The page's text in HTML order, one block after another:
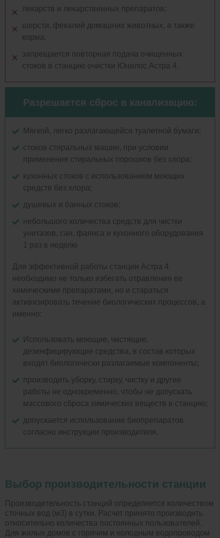
лекарств и лекарственных препаратов;
шерсти, фекалий домашних животных, а также
корма;
запрещается повторная подача очищенных
стоков в станцию очистки Юнилос Астра 4.
Разрешается сброс в канализацию:
Мягкой, легко разлагающейся туалетной бумаги;
стоков стиральных машин, при условии
применения стиральных порошков без хлора;
кухонных стоков с использованием моющих
средств без хлора;
душевых и банных стоков;
небольшого количества средств для чистки
унитазов, сан. фаянса и кухонного оборудования
1 раз в неделю
Для эффективной работы станции Астра 4
необходимо не только избегать отравления ее
химическими препаратами, но и стараться
активизировать течение биологических процессов, а
именно:
Использовать моющие, чистящие,
дезинфицирующие средства, в состав которых
входят биологически разлагаемые компоненты;
производить уборку, стирку, чистку и другие
работы не одновременно, чтобы не допускать
массового сброса химических веществ в станцию;
допускается использование биопрепаратов
согласно инструкции производителя.
Выбор производительности станции
Производительность станций определяется количеством
сточных вод (м3) в сутки. Расчет принято производить
относительно количества постоянных пользователей.
Для жилых домов с горячим и холодным водопроводом